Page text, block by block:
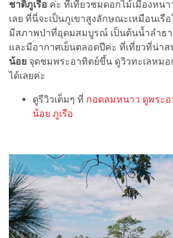
ชาติภูเรือ ค่ะ ที่เที่ยวชมดอกไม้เมืองหน
เลย ที่นี่จะเป็นภูเขาสูงลักษณะเหมือนเรื
มีสภาพป่าที่อุดมสมบูรณ์ เป็นต้นน้ำลำธ
และมีอากาศเย็นตลอดปีค่ะ ที่เที่ยวที่น่าส
น้อย จุดชมพระอาทิตย์ขึ้น ดูวิวทะเลหม
ได้เลยค่ะ
ดูรีวิวเต็มๆ ที่ กอดลมหนาว ดูพระ
น้อย ภูเรือ